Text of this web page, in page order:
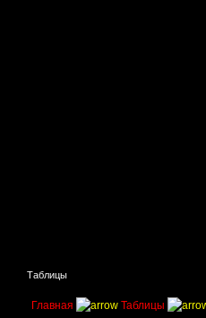
Таблицы
Главная Таблицы